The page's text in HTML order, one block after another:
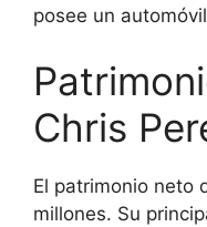
posee un
Chris
El patrimonio neto
millones. Su